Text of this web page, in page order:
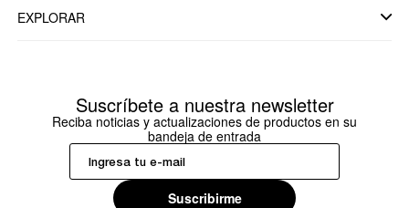
EXPLORAR
Suscríbete a nuestra newsletter
Reciba noticias y actualizaciones de productos en su
bandeja de entrada
Suscribirme